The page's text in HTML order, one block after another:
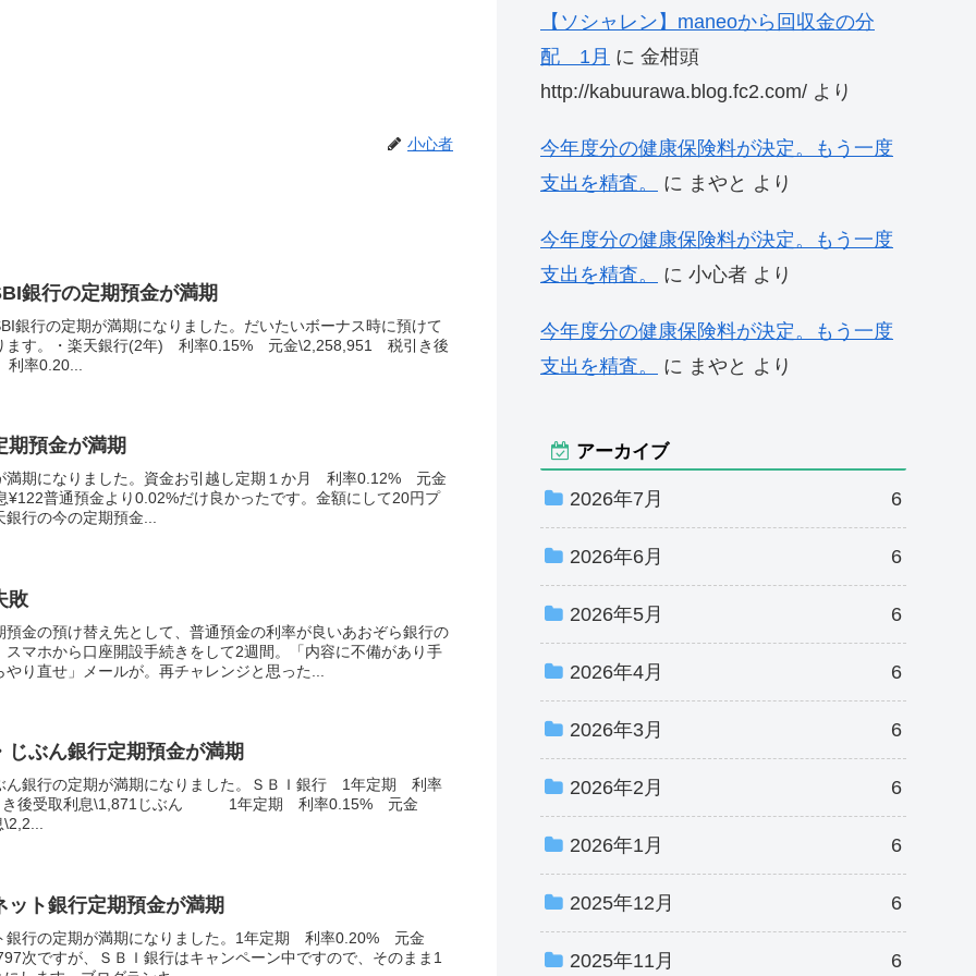
小心者
銀行の定期預金が満期
銀行の定期が満期になりました。だいたいボーナス時に預けて
ます。・楽天銀行(2年) 利率0.15% 元金\2,258,951 税引き後
率0.20...
期預金が満期
満期になりました。資金お引越し定期１か月 利率0.12% 元金
普通預金より0.02%だけ良かったです。金額にして20円プ
銀行の今の定期預金...
敗
金の預け替え先として、普通預金の利率が良いあおぞら銀行の
マホから口座開設手続きをして2週間。「内容に不備があり手
り直せ」メールが。再チャレンジと思った...
ぶん銀行定期預金が満期
ん銀行の定期が満期になりました。ＳＢＩ銀行 1年定期 利率
き後受取利息\1,871じぶん 1年定期 利率0.15% 元金
ト銀行定期預金が満期
銀行の定期が満期になりました。1年定期 利率0.20% 元金
次ですが、ＳＢＩ銀行はキャンペーン中ですので、そのまま1
【ソシャレン】maneoから回収金の分
配 1月 に 金柑頭
http://kabuurawa.blog.fc2.com/ より
今年度分の健康保険料が決定。もう一度
支出を精査。
に まやと より
今年度分の健康保険料が決定。もう一度
支出を精査。
に 小心者 より
今年度分の健康保険料が決定。もう一度
支出を精査。
に まやと より
アーカイブ
2026年7月 6
2026年6月 6
2026年5月 6
2026年4月 6
2026年3月 6
2026年2月 6
2026年1月 6
2025年12月 6
2025年11月 6